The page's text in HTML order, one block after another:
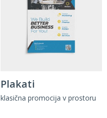
Plakati
klasična promocija v prostoru